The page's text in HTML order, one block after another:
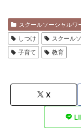
スクールソーシャルワ
しつけ
スクール
子育て
教育
X